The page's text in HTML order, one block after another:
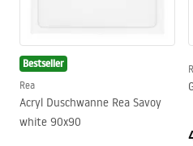
Bestseller
Rea
Acryl Duschwanne Rea Savoy
white 90x90